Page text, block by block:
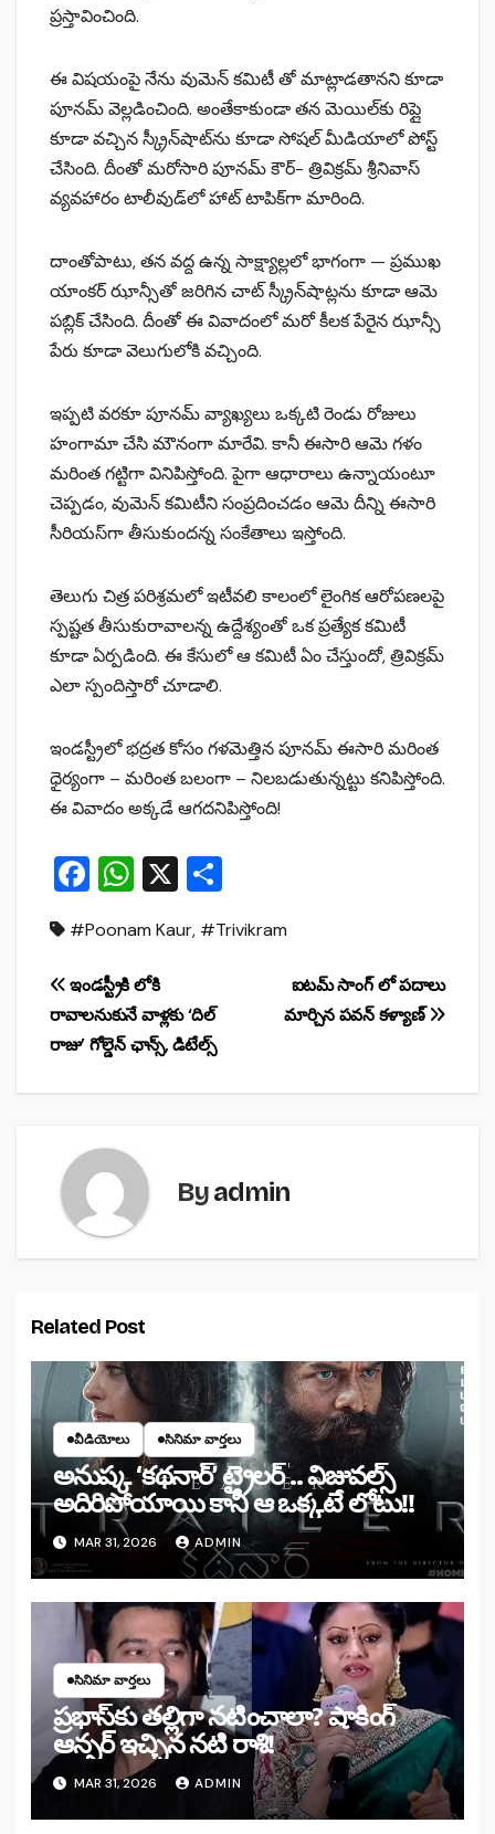
ప్రస్తావించింది.
ఈ విషయంపై నేను వుమెన్ కమిటీ తో మాట్లాడతానని కూడా
పూనమ్ వెల్లడించింది. అంతేకాకుండా తన మెయిల్‌కు రిప్లై
కూడా వచ్చిన స్క్రీన్‌షాట్‍ను కూడా సోషల్ మీడియాలో పోస్ట్
చేసింది. దీంతో మరోసారి పూనమ్ కౌర్- త్రివిక్రమ్ శ్రీనివాస్
వ్యవహారం టాలీవుడ్‌లో హాట్ టాపిక్‌గా మారింది.
దాంతోపాటు, తన వద్ద ఉన్న సాక్ష్యాల్లలో భాగంగా — ప్రముఖ
యాంకర్ ఝాన్సీతో జరిగిన చాట్ స్క్రీన్‌షాట్లను కూడా ఆమె
పబ్లిక్‌ చేసింది. దీంతో ఈ వివాదంలో మరో కీలక పేరైన ఝాన్సీ
పేరు కూడా వెలుగులోకి వచ్చింది.
ఇప్పటి వరకూ పూనమ్ వ్యాఖ్యలు ఒక్కటి రెండు రోజులు
హంగామా చేసి మౌనంగా మారేవి. కానీ ఈసారి ఆమె గళం
మరింత గట్టిగా వినిపిస్తోంది. పైగా ఆధారాలు ఉన్నాయంటూ
చెప్పడం, వుమెన్ కమిటీని సంప్రదించడం ఆమె దీన్ని ఈసారి
సీరియస్‌గా తీసుకుందన్న సంకేతాలు ఇస్తోంది.
తెలుగు చిత్ర పరిశ్రమలో ఇటీవలి కాలంలో లైంగిక ఆరోపణలపై
స్పష్టత తీసుకురావాలన్న ఉద్దేశ్యంతో ఒక ప్రత్యేక కమిటీ
కూడా ఏర్పడింది. ఈ కేసులో ఆ కమిటీ ఏం చేస్తుందో, త్రివిక్రమ్
ఎలా స్పందిస్తారో చూడాలి.
ఇండస్ట్రీలో భద్రత కోసం గళమెత్తిన పూనమ్ ఈసారి మరింత
ధైర్యంగా – మరింత బలంగా – నిలబడుతున్నట్టు కనిపిస్తోంది.
ఈ వివాదం అక్కడే ఆగదనిపిస్తోంది!
F
c
e
b
o
o
W
at
s
A
p
p
X
ar
#Poonam Kaur, #Trivikram
Post
navigation
ఐటమ్ సాంగ్‌ లో పదాలు
మార్చిన పవన్ కళ్యాణ్
ఇండస్ట్రీకి లోకి
రావాలనుకునే వాళ్లకు ‘దిల్
రాజు’ గోల్డెన్ ఛాన్స్, డిటేల్స్
Byadmin
Related Post
వీడియోలు సినిమా వార్తలు
అనుష్క ‘కథనార్’ ట్రైలర్ .. విజువల్స్
అదిరిపోయాయి కానీ ఆ ఒక్కటే లోటు!!
MAR 31, 2026 ADMIN
సినిమా వార్తలు
ప్రభాస్‌కు తల్లిగా నటించాలా? షాకింగ్
ఆన్సర్ ఇచ్చిన నటి రాశి!
MAR 31, 2026 ADMIN